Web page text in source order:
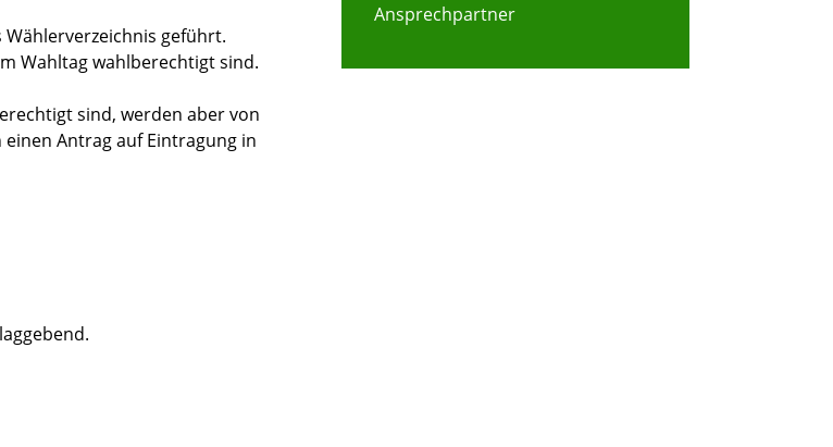
geführt.
Wahltag wahlberechtigt sind.
sind, werden aber von
Antrag auf Eintragung in
Ansprechpartner